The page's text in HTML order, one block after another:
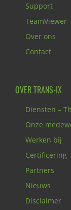
Support
TeamViewer
Over ons
Contact
OVER TRANS-IX
Diensten –
Onze
Werken bij
Certificering
Partners
Nieuws
Disclaimer